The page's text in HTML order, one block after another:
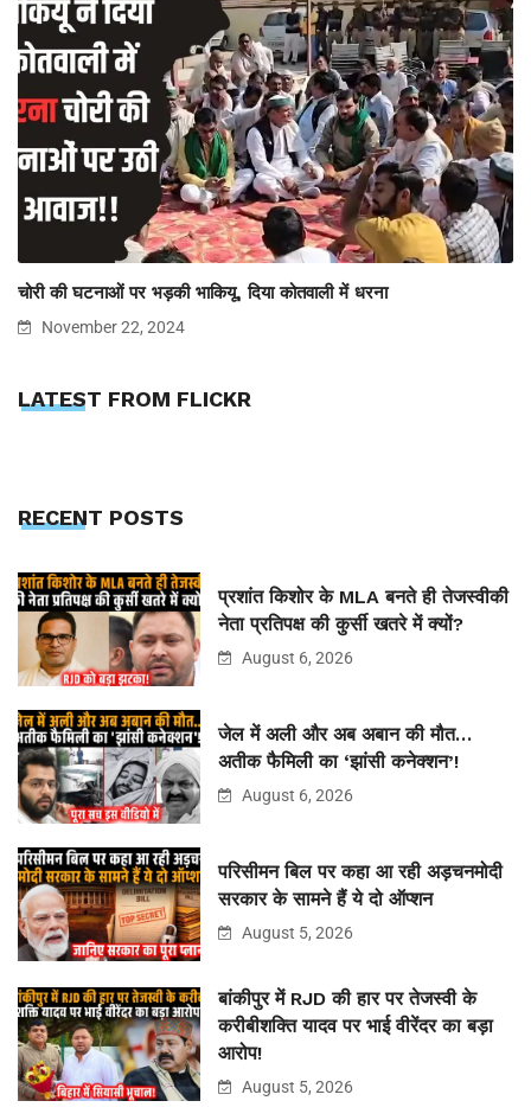
चोरी की घटनाओं पर भड़की भाकियू, दिया कोतवाली में धरना
November 22, 2024
LATEST FROM FLICKR
RECENT POSTS
प्रशांत किशोर के MLA बनते ही तेजस्वीकी
नेता प्रतिपक्ष की कुर्सी खतरे में क्यों?
August 6, 2026
जेल में अली और अब अबान की मौत…
अतीक फैमिली का ‘झांसी कनेक्शन’!
August 6, 2026
परिसीमन बिल पर कहा आ रही अड़चनमोदी
सरकार के सामने हैं ये दो ऑप्शन
August 5, 2026
बांकीपुर में RJD की हार पर तेजस्वी के
करीबीशक्ति यादव पर भाई वीरेंदर का बड़ा
आरोप!
August 5, 2026